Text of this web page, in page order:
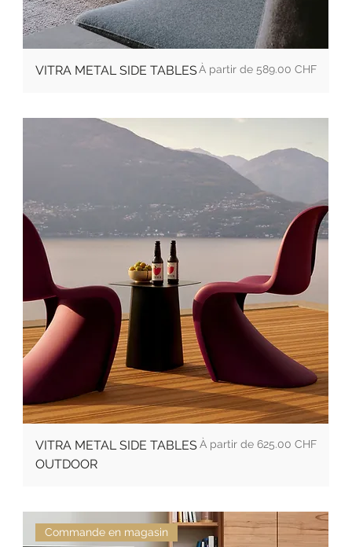
VITRA METAL SIDE TABLESÀ partir de 589.00 CHF
Prix promotionnel
VITRA METAL SIDE TABLES
OUTDOOR
À partir de 625.00 CHF
Prix promotionnel
Commande en magasin